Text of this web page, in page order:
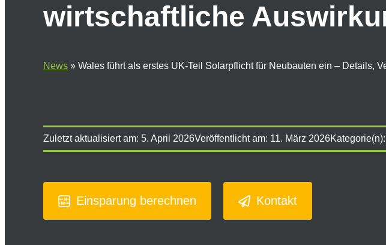
wirtschaftliche
News » Wales führt als erstes UK-Teil Solarpflicht für Neubauten ein – Details,
Zuletzt aktualisiert am: 5. April 2026Veröffentlicht am: 11. März 2026Kategorie(n):
Einsparung berechnen Kontakt